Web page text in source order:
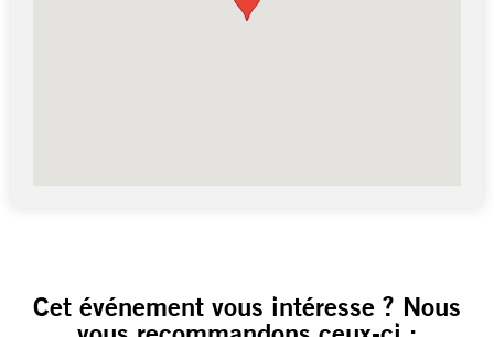
Cet événement vous intéresse ? Nous